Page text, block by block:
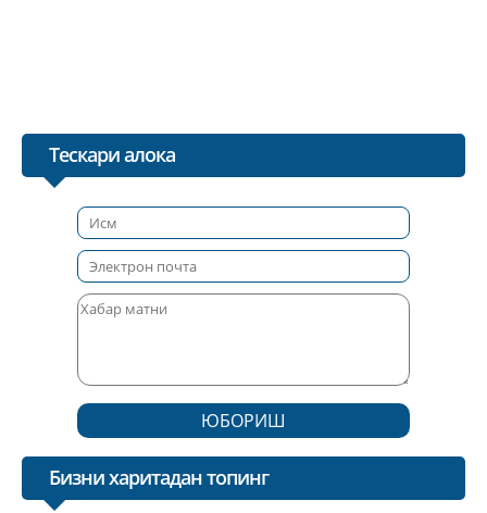
Тескари алока
ЮБОРИШ
Бизни харитадан топинг